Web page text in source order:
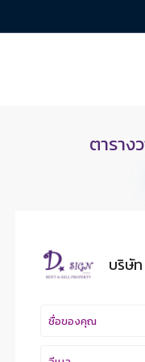
ตาราง
บริษั